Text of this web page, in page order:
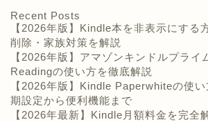
Recent Posts
【2026年版】Kindle本を非表示にする
削除・家族対策を解説
【2026年版】アマゾンキンドルプライ
Readingの使い方を徹底解説
【2026年版】Kindle Paperwhiteの使
期設定から便利機能まで
【2026年最新】Kindle月額料金を完全